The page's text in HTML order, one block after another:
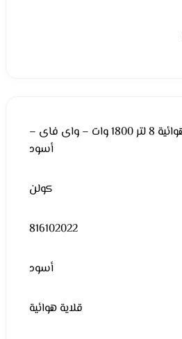
قلاية كولن هوائية 8 لتر 1800 وات – واى فاى –
أسود
كولن
816102022
أسود
قلاية هوائية